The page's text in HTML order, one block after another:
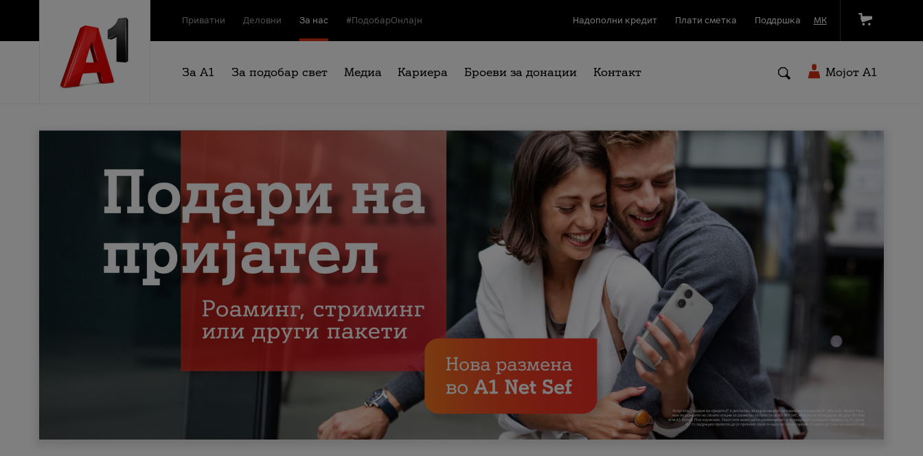
Приватни Деловни За нас #ПодобарОнлајн Надополни кредит Плати сметка Поддршка МК
За А1 За подобар свет Медиа Кариера Броеви за донации Контакт Мојот A1